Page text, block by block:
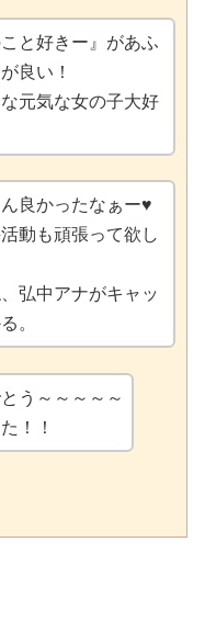
と好きー』があふ
良い！
元気な女の子大好
良かったなぁー♥︎
動も頑張って欲し
弘中アナがキャッ
。
う～～～～～
！！